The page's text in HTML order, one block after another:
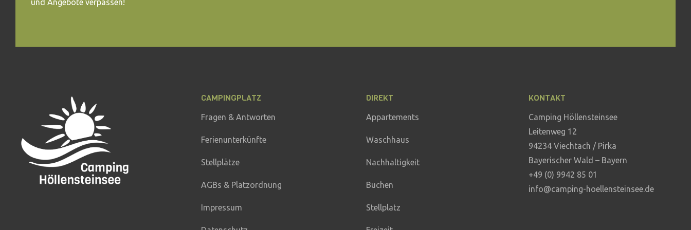
und Angebote verpassen!
CAMPINGPLATZ
Fragen & Antworten
Ferienunterkünfte
Stellplätze
AGBs & Platzordnung
Impressum
DIREKT
Appartements
Waschhaus
Nachhaltigkeit
Buchen
Stellplatz
KONTAKT
Camping Höllensteinsee
Leitenweg 12
94234 Viechtach / Pirka
Bayerischer Wald – Bayern
+49 (0) 9942 85 01
info@camping-hoellensteinsee.de